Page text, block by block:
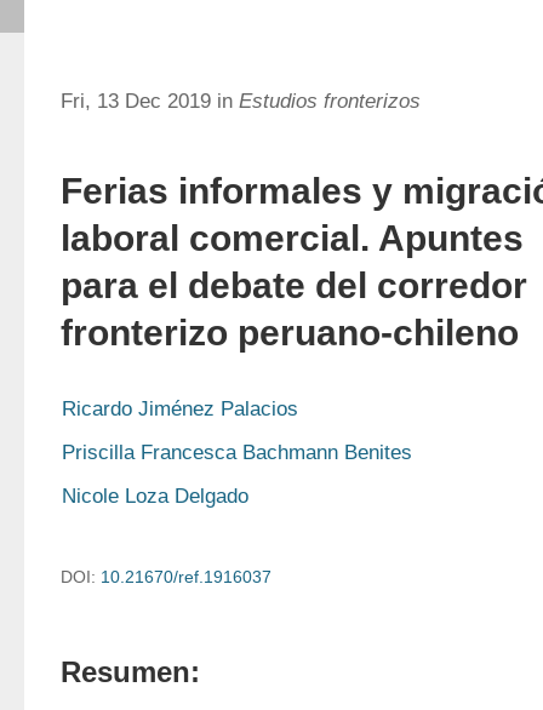
Fri, 13 Dec 2019 in Estudios fronterizos
Ferias informales y
laboral comercial. Apuntes
para el debate del corredor
fronterizo peruano-chileno
Ricardo Jiménez Palacios
Priscilla Francesca Bachmann Benites
Nicole Loza Delgado
DOI: 10.21670/ref.1916037
Resumen: